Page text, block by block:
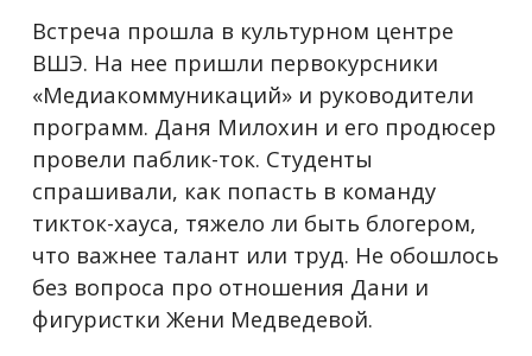
Встреча прошла в культурном центре
ВШЭ. На нее пришли первокурсники
«Медиакоммуникаций» и руководители
программ. Даня Милохин и его продюсер
провели паблик-ток. Студенты
спрашивали, как попасть в команду
тикток-хауса, тяжело ли быть блогером,
что важнее талант или труд. Не обошлось
без вопроса про отношения Дани и
фигуристки Жени Медведевой.